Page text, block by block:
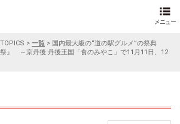
> 一覧 > 国内最大級の“道の駅グルメ”の祭典
祭』 ～京丹後 丹後王国「食のみやこ」で11月11日、12